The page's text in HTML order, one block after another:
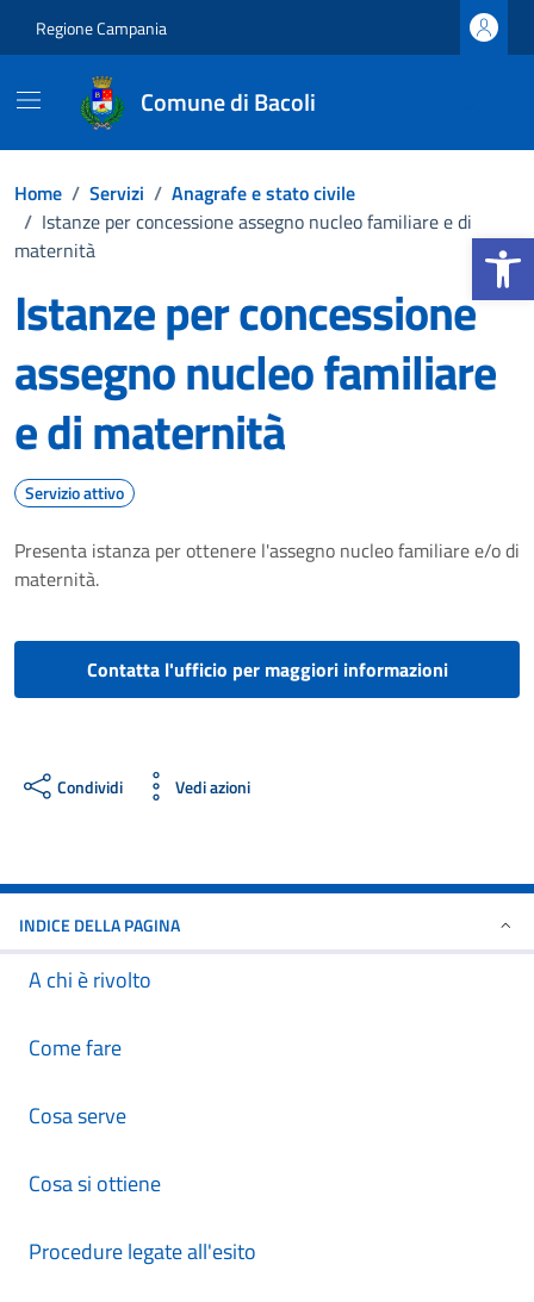
Apri la
Regione Campania
Comune di Bacoli
Home / Servizi / Anagrafe e stato civile
/ Istanze per concessione assegno nucleo familiare e di
maternità
Istanze per concessione
assegno nucleo familiare
e di maternità
Servizio attivo
Presenta istanza per ottenere l'assegno nucleo familiare e/o di
maternità.
Contatta l'ufficio per maggiori informazioni
Condividi Vedi azioni
INDICE DELLA PAGINA
A chi è rivolto
Come fare
Cosa serve
Cosa si ottiene
Procedure legate all'esito